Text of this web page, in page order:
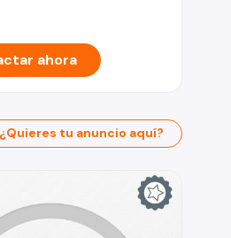
ahora
¿Quieres tu anuncio aquí?